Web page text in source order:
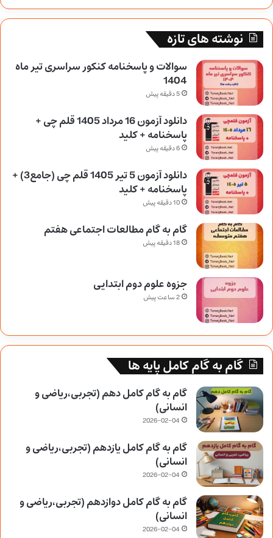
نوشته های تازه
سوالات و پاسخنامه کنکور سراسری تیر ماه
1404
5 دقیقه پیش
دانلود آزمون 16 مرداد 1405 قلم چی +
پاسخنامه + کلید
6 دقیقه پیش
دانلود آزمون 5 تیر 1405 قلم چی (جامع3) +
پاسخنامه + کلید
10 دقیقه پیش
گام به گام مطالعات اجتماعی هفتم
18 دقیقه پیش
جزوه علوم دوم ابتدایی
2 ساعت پیش
گام به گام کامل پایه ها
گام به گام کامل دهم (تجربی،ریاضی و
انسانی)
2026-02-04
گام به گام کامل یازدهم (تجربی،ریاضی و
انسانی)
2026-02-04
گام به گام کامل دوازدهم (تجربی،ریاضی و
انسانی)
2026-02-04